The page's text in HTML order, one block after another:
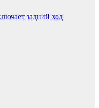
задний ход